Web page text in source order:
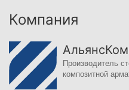
Компания
Производитель
композитной